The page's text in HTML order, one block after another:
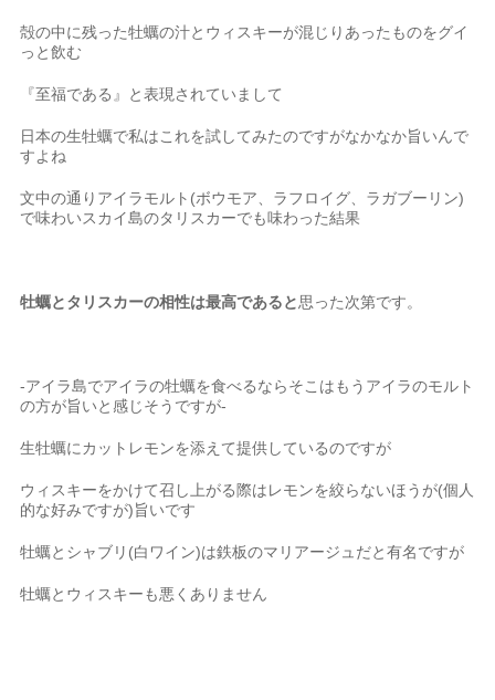
殻の中に残った牡蠣の汁とウィスキーが混じりあったものをグイ
っと飲む
『至福である』と表現されていまして
日本の生牡蠣で私はこれを試してみたのですがなかなか旨いんで
すよね
文中の通りアイラモルト(ボウモア、ラフロイグ、ラガブーリン)
で味わいスカイ島のタリスカーでも味わった結果
牡蠣とタリスカーの相性は最高であると思った次第です。
-アイラ島でアイラの牡蠣を食べるならそこはもうアイラのモルト
の方が旨いと感じそうですが-
生牡蠣にカットレモンを添えて提供しているのですが
ウィスキーをかけて召し上がる際はレモンを絞らないほうが(個人
的な好みですが)旨いです
牡蠣とシャブリ(白ワイン)は鉄板のマリアージュだと有名ですが
牡蠣とウィスキーも悪くありません